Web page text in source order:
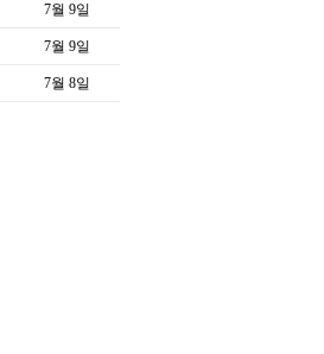
7월 9일
7월 9일
7월 8일